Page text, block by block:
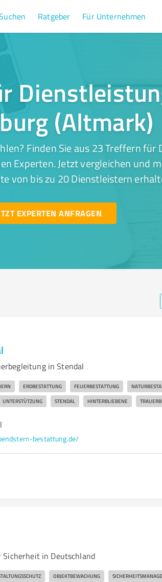
Ratgeber Für Unternehmen
(Altmark)
Finden Sie aus 23 Treffern für
Experten. Jetzt vergleichen und
von bis zu 20 Dienstleistern
EXPERTEN ANFRAGEN
in Stendal
ERDBESTATTUNG FEUERBESTATTUNG
UNTERSTÜTZUNG STENDAL HINTERBLIEBENE
bestattung.de/
in Deutschland
OBJEKTBEWACHUNG